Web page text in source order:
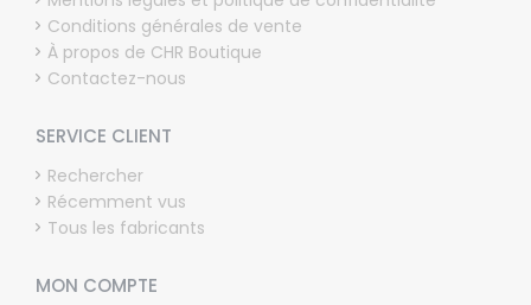
Conditions générales de vente
À propos de CHR Boutique
Contactez-nous
SERVICE CLIENT
Rechercher
Récemment vus
Tous les fabricants
MON COMPTE